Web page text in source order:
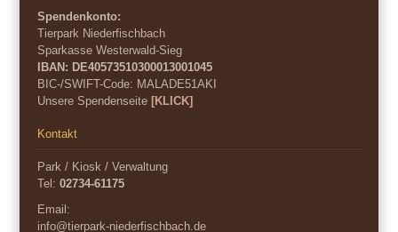
Spendenkonto:
Tierpark Niederfischbach
Sparkasse Westerwald-Sieg
IBAN: DE40573510300013001045
BIC-/SWIFT-Code: MALADE51AKI
Unsere Spendenseite[KLICK]
Kontakt
Park / Kiosk / Verwaltung
Tel:02734-61175
Email:
info@tierpark-niederfischbach.de